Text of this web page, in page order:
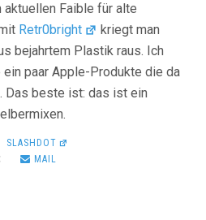
Faible für alte
Retr0bright
kriegt man
bejahrtem Plastik raus. Ich
paar Apple-Produkte die da
Das beste ist: das ist ein
SLASHDOT
MAIL